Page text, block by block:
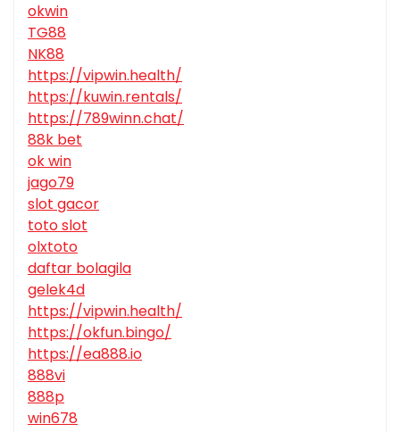
okwin
TG88
NK88
https://vipwin.health/
https://kuwin.rentals/
https://789winn.chat/
88k bet
ok win
jago79
slot gacor
toto slot
olxtoto
daftar bolagila
gelek4d
https://vipwin.health/
https://okfun.bingo/
https://ea888.io
888vi
888p
win678